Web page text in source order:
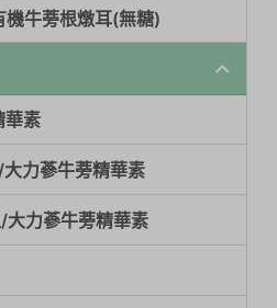
牛蒡根燉耳(無糖)
華素
力蔘牛蒡精華素
力蔘牛蒡精華素